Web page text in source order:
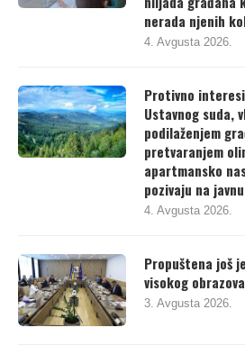
nerada njenih
4. Avgusta 2026.
Protivno
Ustavnog suda,
podilaženjem
pretvaranjem
apartmansko
pozivaju na
4. Avgusta 2026.
Propuštena još
visokog
3. Avgusta 2026.